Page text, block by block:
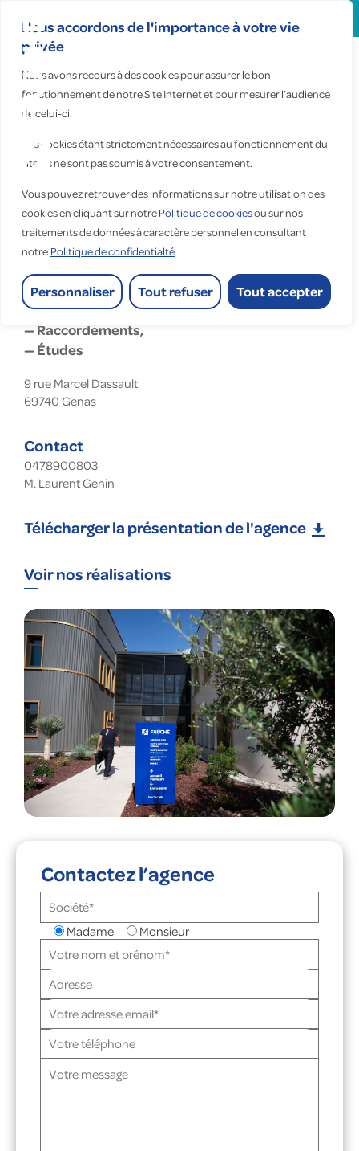
Nous accordons de l'importance à votre vie
privée
Nous avons recours à des cookies pour assurer le bon
fonctionnement de notre Site Internet et pour mesurer l’audience
de celui-ci.
Ces cookies étant strictement nécessaires au fonctionnement du
site, ils ne sont pas soumis à votre consentement.
Vous pouvez retrouver des informations sur notre utilisation des
cookies en cliquant sur notrePolitique de cookiesou sur nos
traitements de données à caractère personnel en consultant
notre Politique de confidentialté
Personnaliser Tout refuser Tout accepter
Fauché
Centre-Est
Accueil > Fauché Nucléaire Centre-Est
Fauché Nucléaire Centre-Est
nucleaire
— Contrôle commande,
— Raccordements,
— Études
9 rue Marcel Dassault
69740 Genas
Contact
0478900803
M. Laurent Genin
Télécharger la présentation de l'agence
Voir nos réalisations
Contactez l’agence
Madame Monsieur